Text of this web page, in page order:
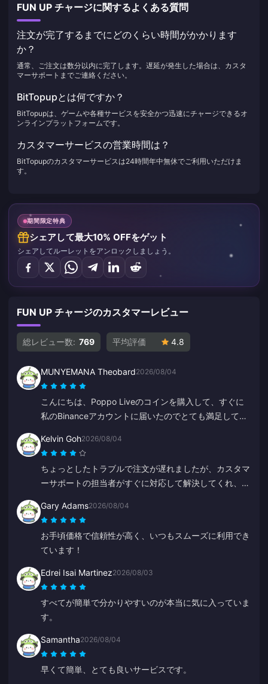
FUN UP チャージに関するよくある質問
注文が完了するまでにどのくらい時間がかかります
か？
通常、ご注文は数分以内に完了します。遅延が発生した場合は、カスタ
マーサポートまでご連絡ください。
BitTopupとは何ですか？
BitTopupは、ゲームや各種サービスを安全かつ迅速にチャージできるオ
ンラインプラットフォームです。
カスタマーサービスの営業時間は？
BitTopupのカスタマーサービスは24時間年中無休でご利用いただけま
す。
期間限定特典
シェアして最大10% OFFをゲット
シェアしてルーレットをアンロックしましょう。
FUN UP チャージのカスタマーレビュー
総レビュー数: 769 平均評価 4.8
MUNYEMANA Theobard2026/08/04
こんにちは、Poppo Liveのコインを購入して、すぐに
私のBinanceアカウントに届いたのでとても満足してい
ありがとうございました、これからも頑張ってくださ
い。
Kelvin Goh2026/08/04
ちょっとしたトラブルで注文が遅れましたが、カスタマ
ーサポートの担当者がすぐに対応して解決してくれ、補
力に感謝します。ありがとうございました！
Gary Adams2026/08/04
お手頃価格で信頼性が高く、いつもスムーズに利用でき
ています！
Edrei Isai Martinez2026/08/03
すべてが簡単で分かりやすいのが本当に気に入っていま
す。
Samantha2026/08/04
早くて簡単、とても良いサービスです。